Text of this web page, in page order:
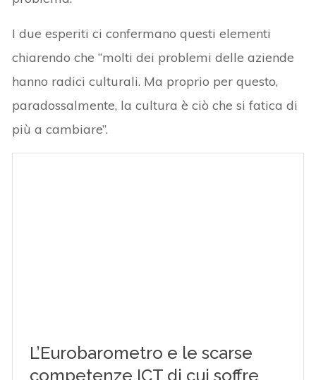
I due esperiti ci confermano questi elementi
chiarendo che “molti dei problemi delle aziende
hanno radici culturali. Ma proprio per questo,
paradossalmente, la cultura è ciò che si fatica di
più a cambiare”.